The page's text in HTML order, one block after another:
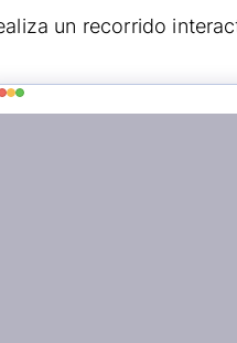
un recorrido